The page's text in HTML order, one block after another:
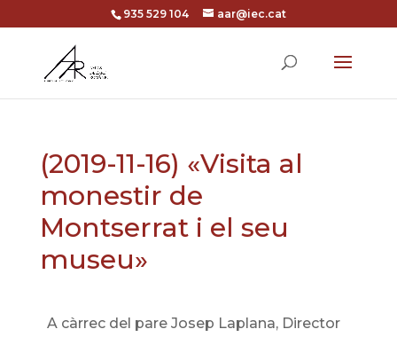
935 529 104 aar@iec.cat
(2019-11-16) «Visita al
monestir de
Montserrat i el seu
museu»
A càrrec del pare Josep Laplana, Director